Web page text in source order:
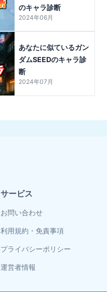
のキャラ診断
2024年06月
あなたに似ているガン
ダムSEEDのキャラ診
断
2024年07月
サービス
お問い合わせ
利用規約・免責事項
プライバシーポリシー
運営者情報